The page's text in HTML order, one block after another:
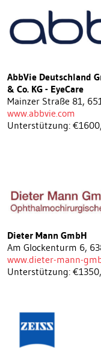
AbbVie Deutschland
& Co. KG - EyeCare
Mainzer Straße 81,
www.abbvie.com
Unterstützung:
Dieter Mann GmbH
Am Glockenturm 6,
www.dieter-mann-
Unterstützung: